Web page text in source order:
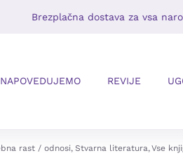
Brezplačna dostava za vsa
NAPOVEDUJEMO REVIJE
rast / odnosi Stvarna literatura Vse